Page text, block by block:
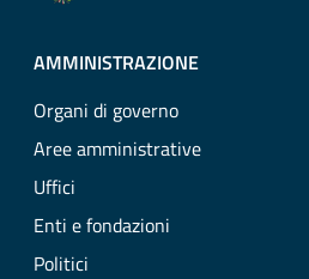
AMMINISTRAZIONE
Organi di governo
Aree amministrative
Uffici
Enti e fondazioni
Politici